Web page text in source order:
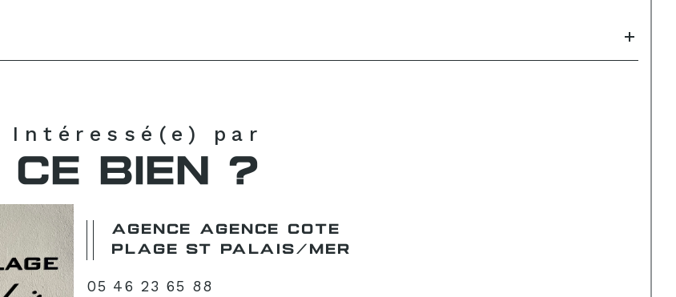
Intéressé(e) par
CE BIEN ?
AGENCE AGENCE COTE
PLAGE ST PALAIS/MER
05 46 23 65 88